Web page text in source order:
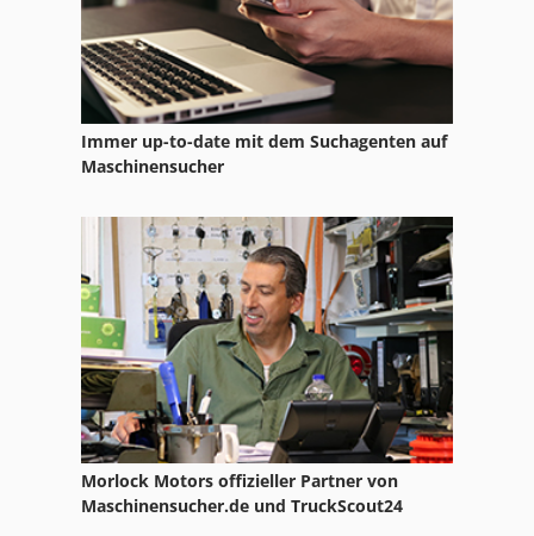
Elektra Beckum Tf 904
Immer up-to-date mit dem Suchagenten auf
Maschinensucher
Morlock Motors offizieller Partner von
Maschinensucher.de und TruckScout24